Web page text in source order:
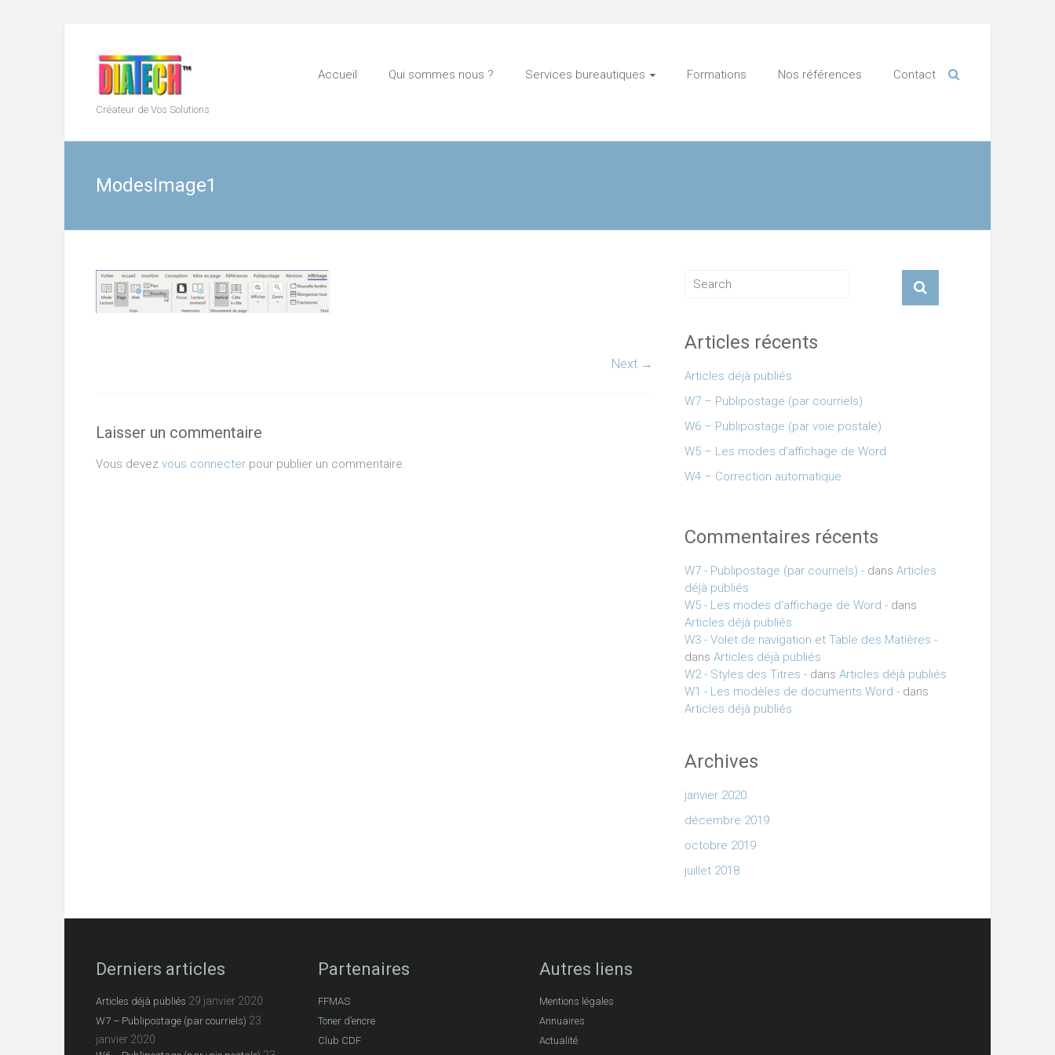
content
Créateur de Vos Solutions
Accueil Qui sommes nous ? Services bureautiques Formations Nos références Contact
ModesImage1
Next →
Laisser un commentaire
Vous devez vous connecter pour publier un commentaire.
Articles récents
Articles déjà publiés
W7 – Publipostage (par courriels)
W6 – Publipostage (par voie postale)
W5 – Les modes d’affichage de Word
W4 – Correction automatique
Commentaires récents
W7 - Publipostage (par courriels) - dans Articles
déjà publiés
W5 - Les modes d'affichage de Word - dans
Articles déjà publiés
W3 - Volet de navigation et Table des Matières -
dans Articles déjà publiés
W2 - Styles des Titres - dans Articles déjà publiés
W1 - Les modèles de documents Word - dans
Articles déjà publiés
Archives
janvier 2020
décembre 2019
octobre 2019
juillet 2018
Derniers articles
Articles déjà publiés 29 janvier 2020
W7 – Publipostage (par courriels) 23
janvier 2020
Partenaires
FFMAS
Toner d’encre
Club CDF
Autres liens
Mentions légales
Annuaires
Actualité